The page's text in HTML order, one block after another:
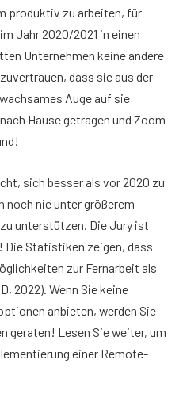
produktiv zu arbeiten, für
Jahr 2020/2021 in einen
Unternehmen keine andere
dass sie aus der
Auge auf sie
Hause getragen und Zoom
sich besser als vor 2020 zu
noch nie unter größerem
unterstützen. Die Jury ist
Die Statistiken zeigen, dass
zur Fernarbeit als
2022). Wenn Sie keine
anbieten, werden Sie
geraten! Lesen Sie weiter, um
einer Remote-